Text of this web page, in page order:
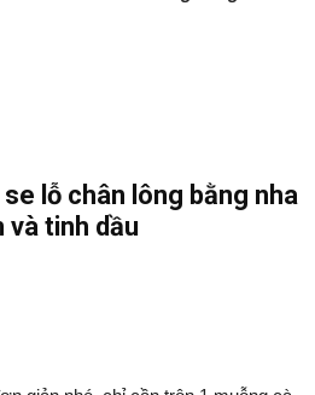
lỗ chân lông bằng nha
và tinh dầu